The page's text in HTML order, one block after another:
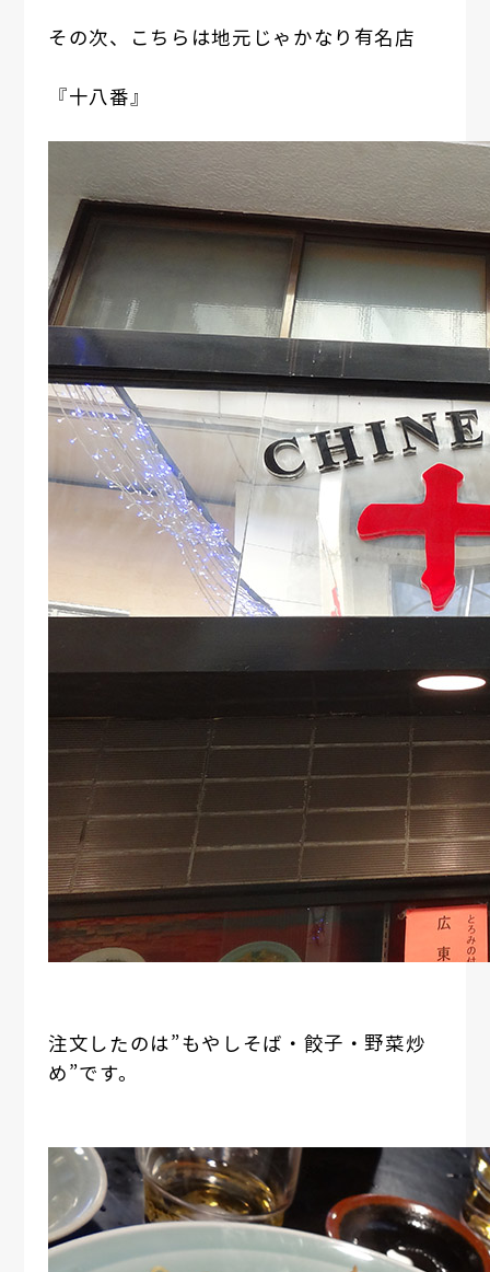
その次、こちらは地元じゃかなり有名店
『十八番』
注文したのは”もやしそば・餃子・野菜炒
め”です。